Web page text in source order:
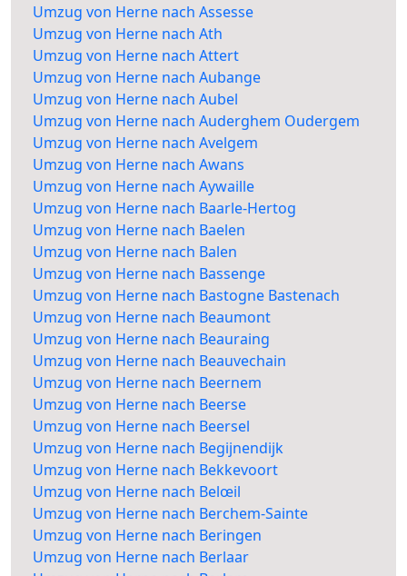
Umzug von Herne nach Assesse
Umzug von Herne nach Ath
Umzug von Herne nach Attert
Umzug von Herne nach Aubange
Umzug von Herne nach Aubel
Umzug von Herne nach Auderghem Oudergem
Umzug von Herne nach Avelgem
Umzug von Herne nach Awans
Umzug von Herne nach Aywaille
Umzug von Herne nach Baarle-Hertog
Umzug von Herne nach Baelen
Umzug von Herne nach Balen
Umzug von Herne nach Bassenge
Umzug von Herne nach Bastogne Bastenach
Umzug von Herne nach Beaumont
Umzug von Herne nach Beauraing
Umzug von Herne nach Beauvechain
Umzug von Herne nach Beernem
Umzug von Herne nach Beerse
Umzug von Herne nach Beersel
Umzug von Herne nach Begijnendijk
Umzug von Herne nach Bekkevoort
Umzug von Herne nach Belœil
Umzug von Herne nach Berchem-Sainte
Umzug von Herne nach Beringen
Umzug von Herne nach Berlaar